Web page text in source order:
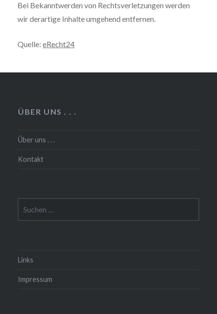
Bei Bekanntwerden von Rechtsverletzungen werden
wir derartige Inhalte umgehend entfernen.
Quelle: eRecht24
ÜBER UNS . . .
Über uns . . .
Kontakt
nach:
Links
Impressum